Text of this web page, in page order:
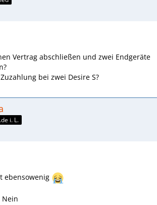
Vertrag abschließen und zwei Endgeräte
bei zwei Desire S?
i. L.
ebensowenig
Nein